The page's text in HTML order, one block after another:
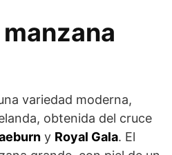
variedad moderna,
obtenida del cruce
y Royal Gala. El